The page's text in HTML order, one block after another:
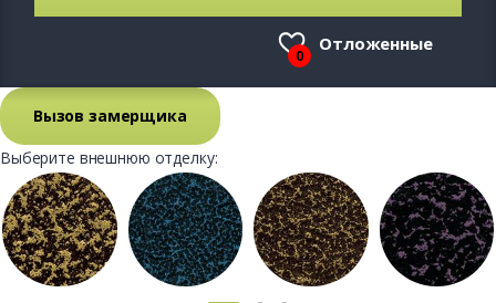
0
Отложенные
Вызов замерщика
Выберите внешнюю отделку: